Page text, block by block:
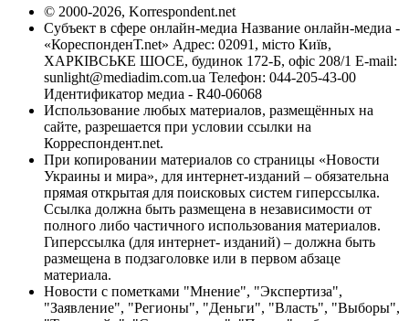
© 2000-2026, Korrespondent.net
Субъект в сфере онлайн-медиа Название онлайн-медиа -
«КореспонденТ.net» Адрес: 02091, місто Київ,
ХАРКІВСЬКЕ ШОСЕ, будинок 172-Б, офіс 208/1 E-mail:
sunlight@mediadim.com.ua Телефон: 044-205-43-00
Идентификатор медиа - R40-06068
Использование любых материалов, размещённых на
сайте, разрешается при условии ссылки на
Корреспондент.net.
При копировании материалов со страницы «Новости
Украины и мира», для интернет-изданий – обязательна
прямая открытая для поисковых систем гиперссылка.
Ссылка должна быть размещена в независимости от
полного либо частичного использования материалов.
Гиперссылка (для интернет- изданий) – должна быть
размещена в подзаголовке или в первом абзаце
материала.
Новости с пометками "Мнение", "Экспертиза",
"Заявление", "Регионы", "Деньги", "Власть", "Выборы",